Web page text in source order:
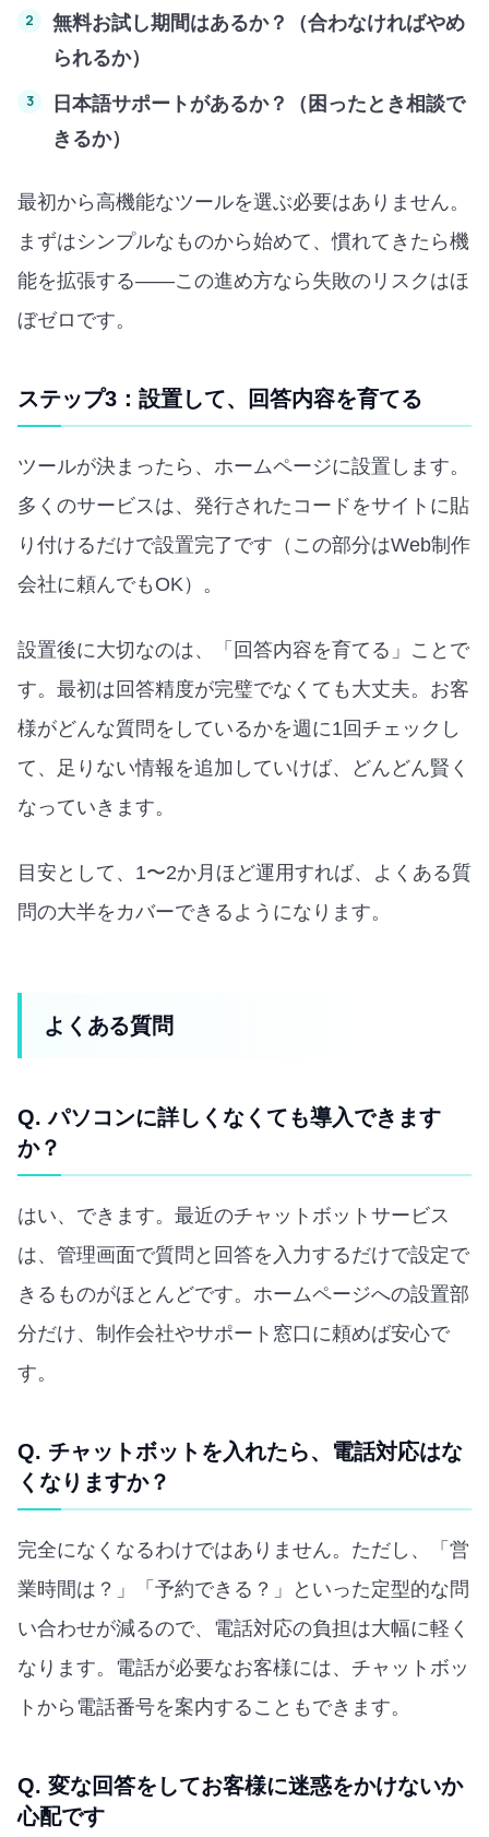
無料お試し期間はあるか？（合わなければやめ
られるか）
日本語サポートがあるか？（困ったとき相談で
きるか）
最初から高機能なツールを選ぶ必要はありません。
まずはシンプルなものから始めて、慣れてきたら機
能を拡張する——この進め方なら失敗のリスクはほ
ぼゼロです。
ステップ3：設置して、回答内容を育てる
ツールが決まったら、ホームページに設置します。
多くのサービスは、発行されたコードをサイトに貼
り付けるだけで設置完了です（この部分はWeb制作
会社に頼んでもOK）。
設置後に大切なのは、「回答内容を育てる」ことで
す。最初は回答精度が完璧でなくても大丈夫。お客
様がどんな質問をしているかを週に1回チェックし
て、足りない情報を追加していけば、どんどん賢く
なっていきます。
目安として、1〜2か月ほど運用すれば、よくある質
問の大半をカバーできるようになります。
よくある質問
Q. パソコンに詳しくなくても導入できます
か？
はい、できます。最近のチャットボットサービス
は、管理画面で質問と回答を入力するだけで設定で
きるものがほとんどです。ホームページへの設置部
分だけ、制作会社やサポート窓口に頼めば安心で
す。
Q. チャットボットを入れたら、電話対応はな
くなりますか？
完全になくなるわけではありません。ただし、「営
業時間は？」「予約できる？」といった定型的な問
い合わせが減るので、電話対応の負担は大幅に軽く
なります。電話が必要なお客様には、チャットボッ
トから電話番号を案内することもできます。
Q. 変な回答をしてお客様に迷惑をかけないか
心配です